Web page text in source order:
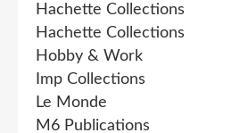
Hachette Collections
Hachette Collections
Hobby & Work
Imp Collections
Le Monde
M6 Publications